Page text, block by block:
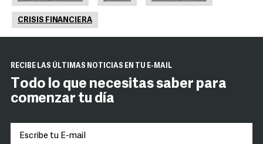
CRISIS FINANCIERA
RECIBE LAS ÚLTIMAS NOTICIAS EN TU E-MAIL
Todo lo que necesitas saber para
comenzar tu día